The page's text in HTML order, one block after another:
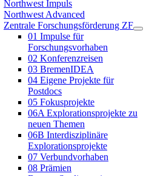
Northwest Impuls
Northwest Advanced
Zentrale Forschungsförderung ZF
01 Impulse für
Forschungsvorhaben
02 Konferenzreisen
03 BremenIDEA
04 Eigene Projekte für
Postdocs
05 Fokusprojekte
06A Explorationsprojekte zu
neuen Themen
06B Interdisziplinäre
Explorationsprojekte
07 Verbundvorhaben
08 Prämien